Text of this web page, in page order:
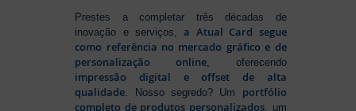
Prestes a completar três décadas de
inovação e serviços,a Atual Card segue
como referência no mercado gráfico e de
personalização online, oferecendo
impressão digital e offset de alta
qualidade . Nosso segredo? Um portfólio
completo de produtos personalizados , um